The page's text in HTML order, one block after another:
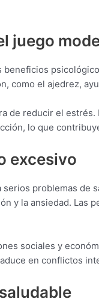
juego
como el ajedrez,
de reducir el
lo que
excesivo
problemas de
y la ansiedad. Las
sociales y
en conflictos